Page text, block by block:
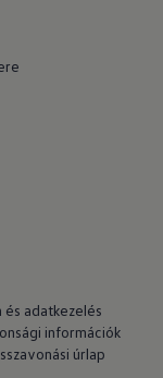
adatkezelés
információk
úrlap